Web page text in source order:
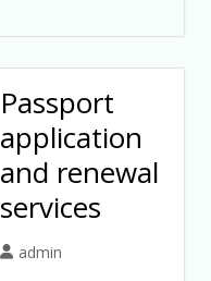
Passport
application
and renewal
services
admin